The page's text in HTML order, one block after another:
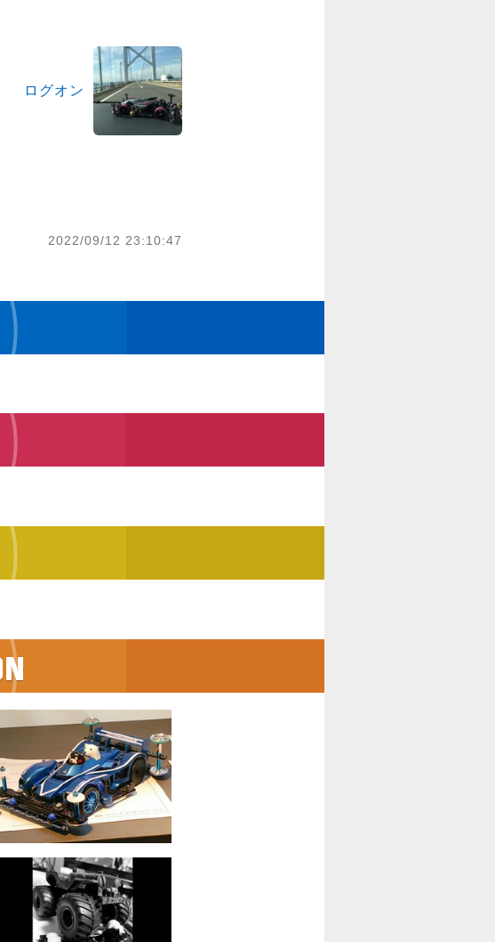
ログオン
2022/09/12 23:10:47